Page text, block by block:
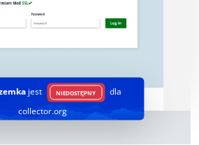
jest NIEDOSTĘPNY
dla
collector.org